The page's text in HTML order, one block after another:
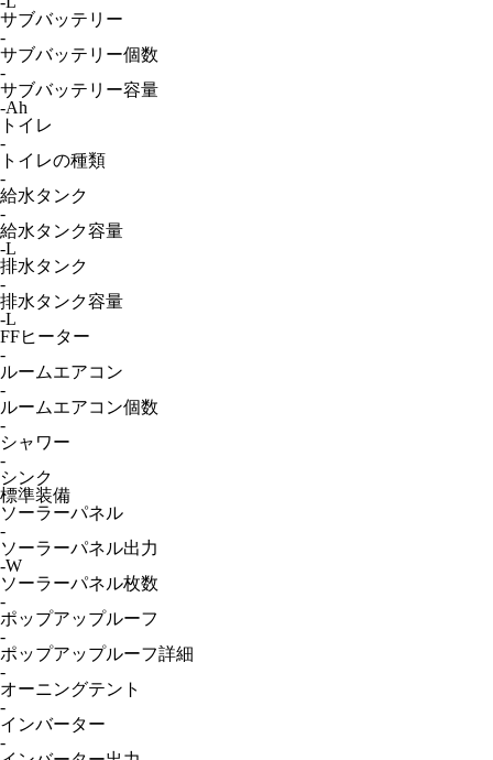
サブバッテリー
-
サブバッテリー個数
-
サブバッテリー容量
-Ah
トイレ
-
トイレの種類
-
給水タンク
-
給水タンク容量
-L
排水タンク
-
排水タンク容量
-L
FFヒーター
-
ルームエアコン
-
ルームエアコン個数
-
シャワー
-
シンク
標準装備
ソーラーパネル
-
ソーラーパネル出力
-W
ソーラーパネル枚数
-
ポップアップルーフ
-
ポップアップルーフ詳細
-
オーニングテント
-
インバーター
-